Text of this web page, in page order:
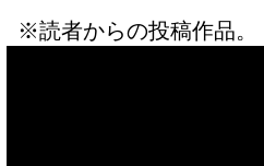
※読者からの投稿作品